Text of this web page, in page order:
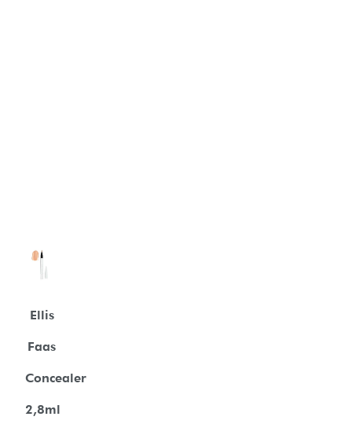
Ellis
Faas
Concealer
2,8ml